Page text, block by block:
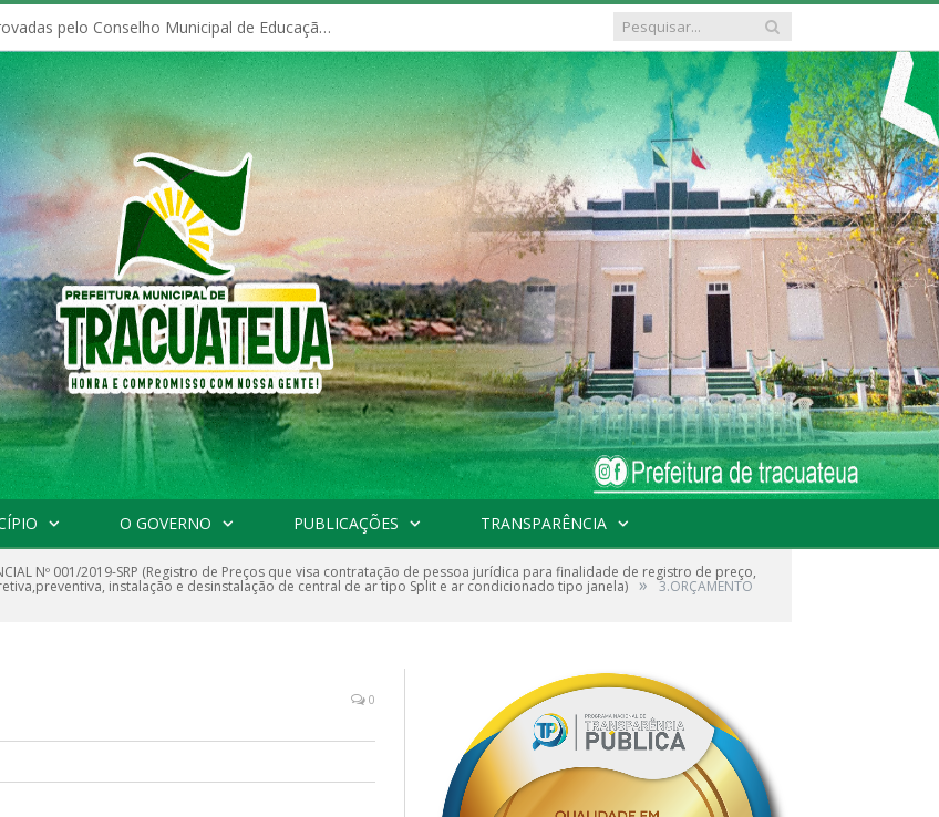
Políticas Municipais aprovadas pelo Conselho Municipal de Educação (CME)
O GOVERNO PUBLICAÇÕES TRANSPARÊNCIA
Nº 001/2019-SRP (Registro de Preços que visa contratação de pessoa jurídica para finalidade de registro de preço,
instalação e desinstalação de central de ar tipo Split e ar condicionado tipo janela) » 3.ORÇAMENTO
0